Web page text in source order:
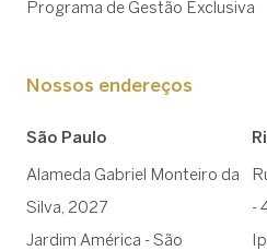
Programa de Gestão Exclusiva
Nossos endereços
São Paulo
Alameda Gabriel Monteiro da
Silva, 2027
Jardim América - São
-